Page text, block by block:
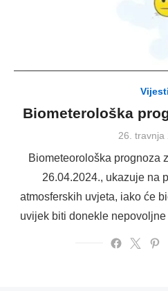
Vijesti
Biometerološka
Posted
26. travnja
Biometeorološka prognoza
26.04.2024., ukazuje na
atmosferskih uvjeta, iako će
uvijek biti donekle